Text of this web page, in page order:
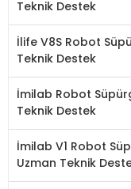
Teknik Destek
İlife V8S Robot
Teknik Destek
İmilab Robot
Teknik Destek
İmilab V1 Robot
Uzman Teknik